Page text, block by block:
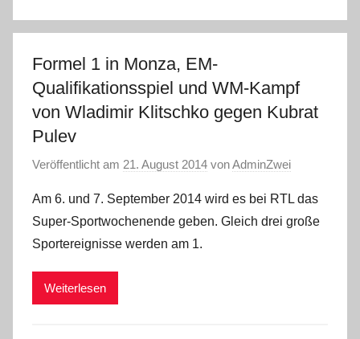
Formel 1 in Monza, EM-
Qualifikationsspiel und WM-Kampf
von Wladimir Klitschko gegen Kubrat
Pulev
Veröffentlicht am 21. August 2014 vonAdminZwei
Am 6. und 7. September 2014 wird es bei RTL das
Super-Sportwochenende geben. Gleich drei große
Sportereignisse werden am 1.
Weiterlesen